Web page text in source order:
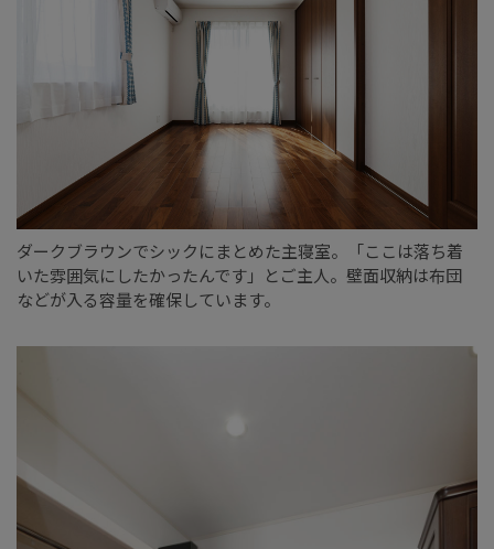
ダークブラウンでシックにまとめた主寝室。「ここは落ち着
いた雰囲気にしたかったんです」とご主人。壁面収納は布団
などが入る容量を確保しています。